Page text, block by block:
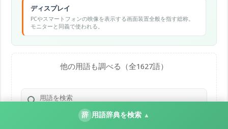
ディスプレイ
PCやスマートフォンの映像を表示する画面装置全般を指す総称。
モニターと同義で使われる。
他の用語も調べる（全1627語）
辞 用語辞典を検索 ▲